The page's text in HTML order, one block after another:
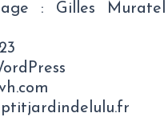
: Gilles